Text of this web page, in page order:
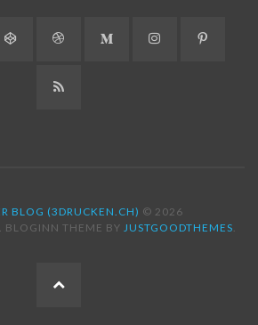
CodePen DribbbleMedium Instagram
RSS
BLOG (3DRUCKEN.CH) © 2026
. BLOGINN THEME BY JUSTGOODTHEMES